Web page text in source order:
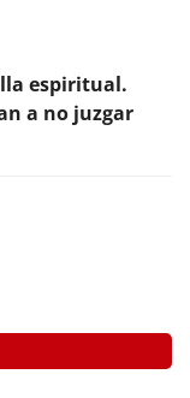
espiritual.
a no juzgar